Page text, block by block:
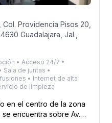
Col. Providencia Pisos 20,
Guadalajara, Jal.,
• Acceso 24/7 •
Sala de juntas •
• Internet de alta
de limpieza
en el centro de la zona
encuentra sobre Av.